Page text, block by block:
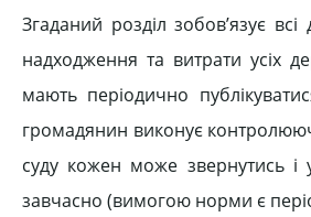
Згаданий розділ зобов’язує
надходження та витрати усіх
мають періодично
громадянин виконує
суду кожен може звернутись і
завчасно (вимогою норми є